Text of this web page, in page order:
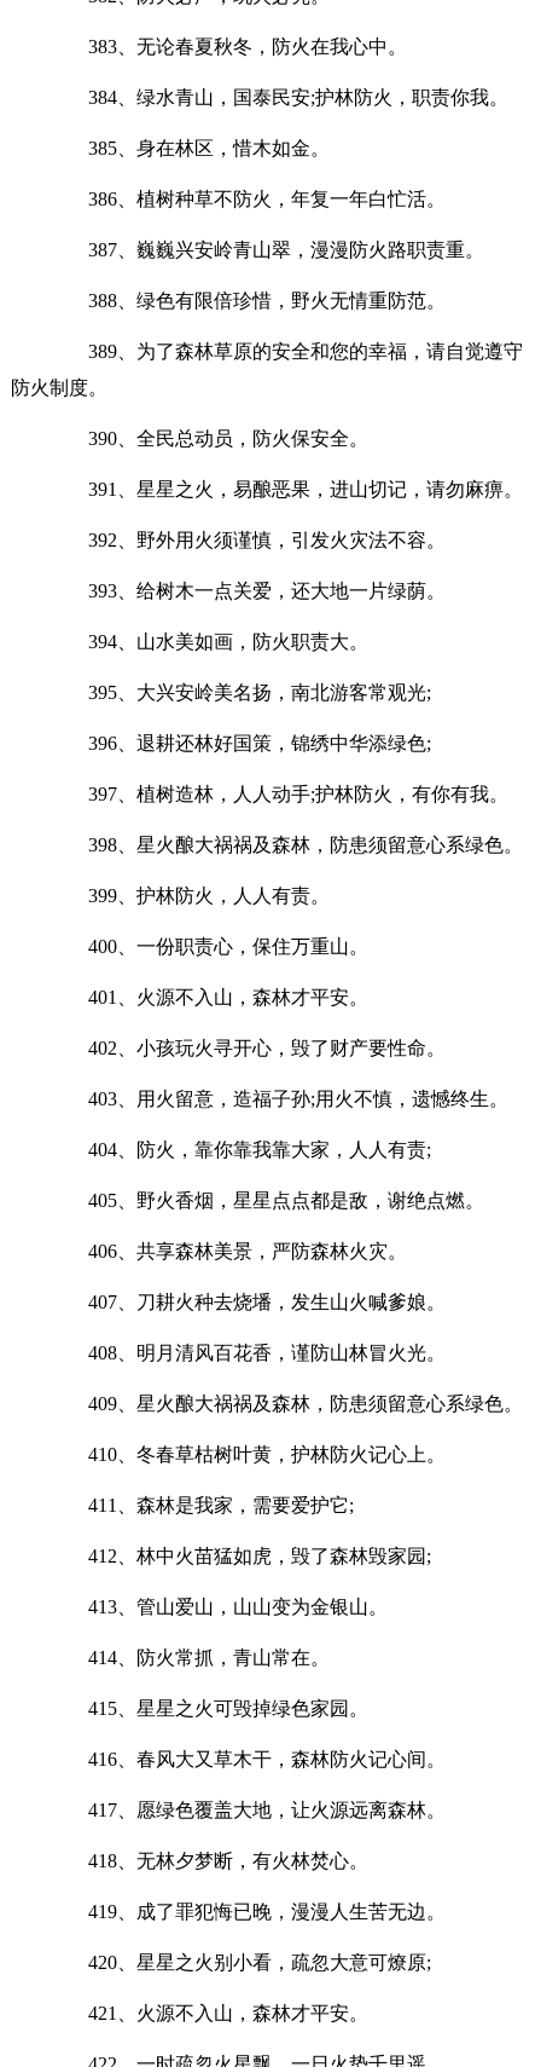
383、无论春夏秋冬，防火在我心中。
384、绿水青山，国泰民安;护林防火，职责你我。
385、身在林区，惜木如金。
386、植树种草不防火，年复一年白忙活。
387、巍巍兴安岭青山翠，漫漫防火路职责重。
388、绿色有限倍珍惜，野火无情重防范。
389、为了森林草原的安全和您的幸福，请自觉遵守
防火制度。
390、全民总动员，防火保安全。
391、星星之火，易酿恶果，进山切记，请勿麻痹。
392、野外用火须谨慎，引发火灾法不容。
393、给树木一点关爱，还大地一片绿荫。
394、山水美如画，防火职责大。
395、大兴安岭美名扬，南北游客常观光;
396、退耕还林好国策，锦绣中华添绿色;
397、植树造林，人人动手;护林防火，有你有我。
398、星火酿大祸祸及森林，防患须留意心系绿色。
399、护林防火，人人有责。
400、一份职责心，保住万重山。
401、火源不入山，森林才平安。
402、小孩玩火寻开心，毁了财产要性命。
403、用火留意，造福子孙;用火不慎，遗憾终生。
404、防火，靠你靠我靠大家，人人有责;
405、野火香烟，星星点点都是敌，谢绝点燃。
406、共享森林美景，严防森林火灾。
407、刀耕火种去烧墦，发生山火喊爹娘。
408、明月清风百花香，谨防山林冒火光。
409、星火酿大祸祸及森林，防患须留意心系绿色。
410、冬春草枯树叶黄，护林防火记心上。
411、森林是我家，需要爱护它;
412、林中火苗猛如虎，毁了森林毁家园;
413、管山爱山，山山变为金银山。
414、防火常抓，青山常在。
415、星星之火可毁掉绿色家园。
416、春风大又草木干，森林防火记心间。
417、愿绿色覆盖大地，让火源远离森林。
418、无林夕梦断，有火林焚心。
419、成了罪犯悔已晚，漫漫人生苦无边。
420、星星之火别小看，疏忽大意可燎原;
421、火源不入山，森林才平安。